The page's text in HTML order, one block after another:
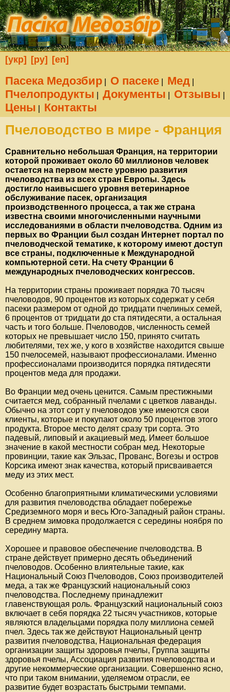
[укр] [ру] [en]
Пасека Медозбир О пасеке Мед
Пчелопродукты Документы Отзывы
Цены Контакты
Пчеловодство в мире - Франция
Сравнительно небольшая Франция, на территории
которой проживает около 60 миллионов человек
остается на первом месте уровню развития
пчеловодства из всех стран Европы. Здесь
достигло наивысшего уровня ветеринарное
обслуживание пасек, организация
производственного процесса, а так же страна
известна своими многочисленными научными
исследованиями в области пчеловодства. Одним из
первых во Франции был создан Интернет портал по
пчеловодческой тематике, к которому имеют доступ
все страны, подключенные к Международной
компьютерной сети. На счету Франции 6
международных пчеловодческих конгрессов.
На территории страны проживает порядка 70 тысяч
пчеловодов, 90 процентов из которых содержат у себя
пасеки размером от одной до тридцати пчелиных семей,
6 процентов от тридцати до ста пятидесяти, а остальная
часть и того больше. Пчеловодов, численность семей
которых не превышает число 150, принято считать
любителями, тех же, у кого в хозяйстве находится свыше
150 пчелосемей, называют профессионалами. Именно
профессионалами производится порядка пятидесяти
процентов меда для продажи.
Во Франции мед очень ценится. Самым престижными
считается мед, собранный пчелами с цветков лаванды.
Обычно на этот сорт у пчеловодов уже имеются свои
клиенты, которые и покупают около 50 процентов этого
продукта. Второе место делят сразу три сорта. Это
падевый, липовый и акациевый мед. Имеет большое
значение в какой местности собран мед. Некоторые
провинции, такие как Эльзас, Прованс, Вогезы и остров
Корсика имеют знак качества, который присваивается
меду из этих мест.
Особенно благоприятными климатическими условиями
для развития пчеловодства обладает побережье
Средиземного моря и весь Юго-Западный район страны.
В среднем зимовка продолжается с середины ноября по
середину марта.
Хорошее и правовое обеспечение пчеловодства. В
стране действует примерно десять объединений
пчеловодов. Особенно влиятельные такие, как
Национальный Союз Пчеловодов, Союз производителей
меда, а так же Французский национальный союз
пчеловодства. Последнему принадлежит
главенствующая роль. Французский национальный союз
включает в себя порядка 22 тысяч участников, которые
являются владельцами порядка полу миллиона семей
пчел. Здесь так же действуют Национальный центр
развития пчеловодства, Национальная федерация
организации защиты здоровья пчелы, Группа защиты
здоровья пчелы, Ассоциация развития пчеловодства и
другие некоммерческие организации. Совершенно ясно,
что при таком внимании, уделяемом отрасли, ее
развитие будет возрастать быстрыми темпами.